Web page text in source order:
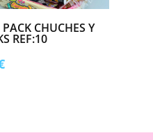
PACK CHUCHES Y
REF:10